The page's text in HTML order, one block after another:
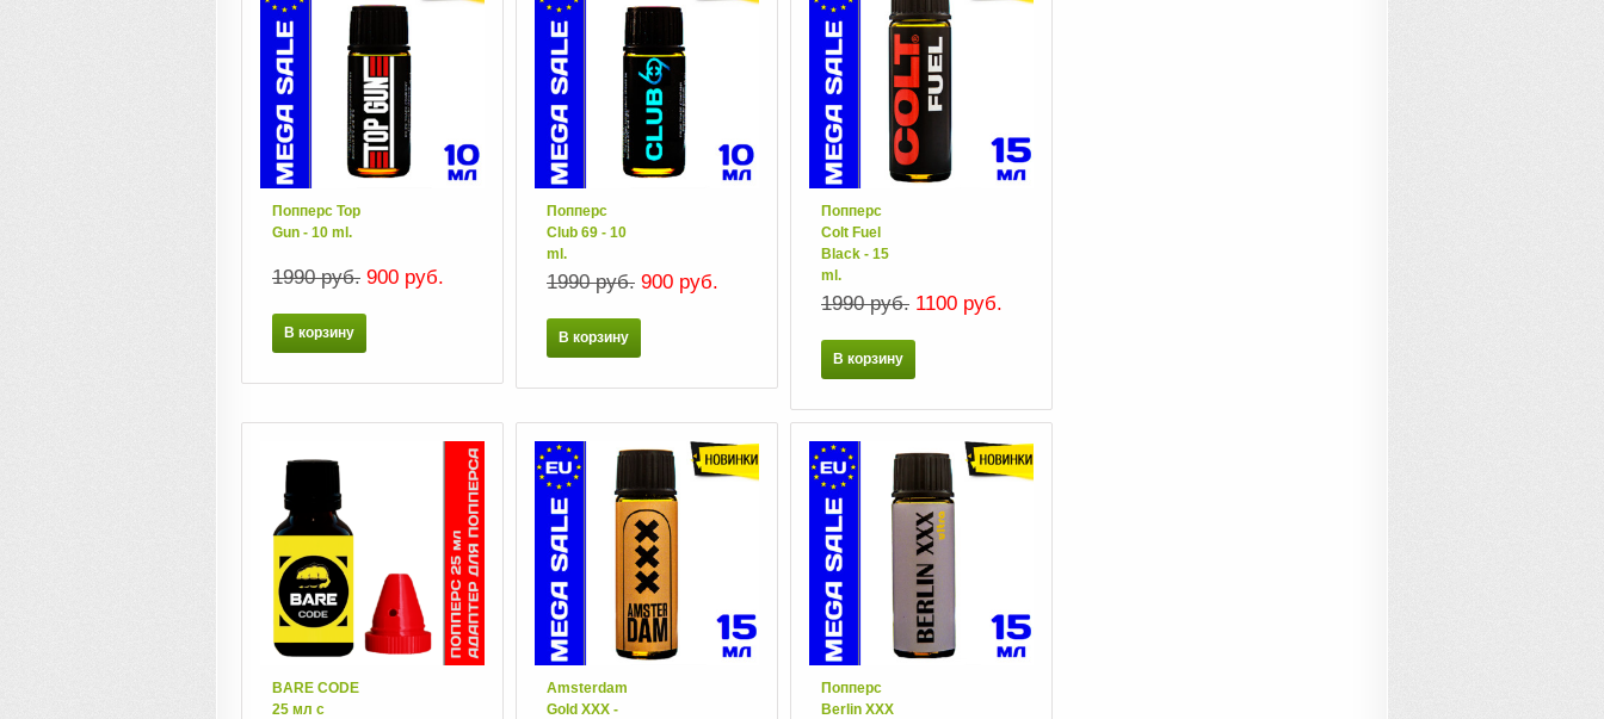
Попперс Top
Gun - 10 ml.
1990 руб. 900 руб.
В корзину
Попперс
Club 69 - 10
ml.
1990 руб. 900 руб.
В корзину
Попперс
Colt Fuel
Black - 15
ml.
1990 руб. 1100 руб.
В корзину
BARE CODE
25 мл с
Amsterdam
Gold XXX -
Попперс
Berlin XXX